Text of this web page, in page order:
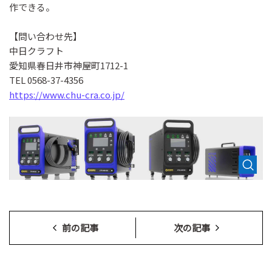
作できる。
【問い合わせ先】
中日クラフト
愛知県春日井市神屋町1712-1
TEL 0568-37-4356
https://www.chu-cra.co.jp/
前の記事 次の記事